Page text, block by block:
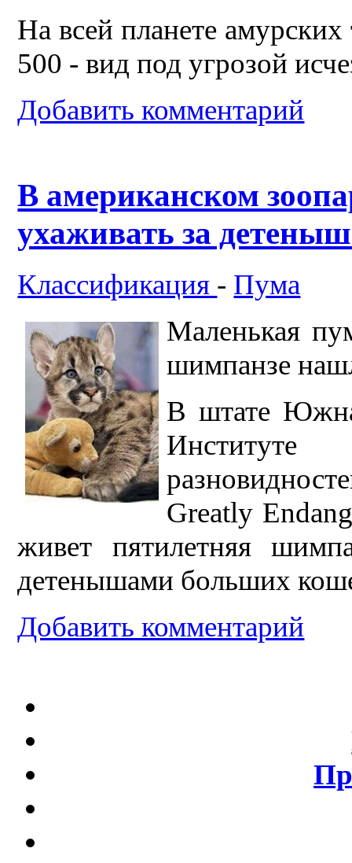
На всей планете амурских
500 - вид под угрозой
Добавить комментарий
В американском
ухаживать за
Классификация - Пума
Маленькая
шимпанзе
В штате
Greatly
живет пятилетняя
детенышами больших
Добавить комментарий